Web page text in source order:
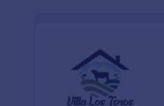
formulario con +100
automáticamente se
información rápidamente
¡Todo puede conseguirse